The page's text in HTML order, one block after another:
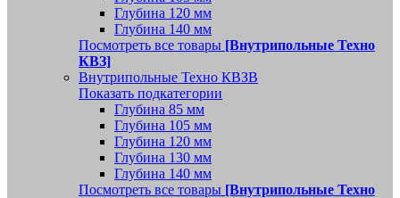
Глубина 120 мм
Глубина 140 мм
Посмотреть все товары [Внутрипольные Техно
КВЗ]
Внутрипольные Техно КВЗВ
Показать подкатегории
Глубина 85 мм
Глубина 105 мм
Глубина 120 мм
Глубина 130 мм
Глубина 140 мм
Посмотреть все товары [Внутрипольные Техно